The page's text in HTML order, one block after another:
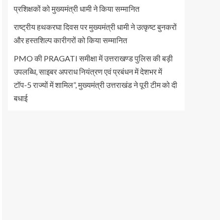
प्रशिक्षकों को मुख्यमंत्री धामी ने किया सम्मानित
राष्ट्रीय हथकरघा दिवस पर मुख्यमंत्री धामी ने उत्कृष्ट बुनकरों
और हस्तशिल्प कारीगरों को किया सम्मानित
PMO की PRAGATI समीक्षा में उत्तराखण्ड पुलिस की बड़ी
उपलब्धि, साइबर अपराध नियंत्रण एवं प्रबंधन में देशभर में
टॉप-5 राज्यों में शामिल”, मुख्यमंत्री उत्तराखंड ने पूरी टीम को दी
बधाई